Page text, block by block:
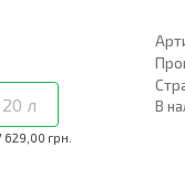
629,00 грн.
20 л В